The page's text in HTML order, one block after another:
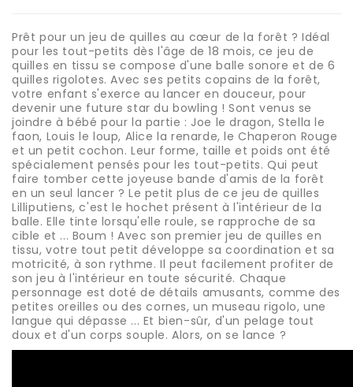
Prêt pour un jeu de quilles au cœur de la forêt ? Idéal
pour les tout-petits dès l'âge de 18 mois, ce jeu de
quilles en tissu se compose d'une balle sonore et de 6
quilles rigolotes. Avec ses petits copains de la forêt,
votre enfant s'exerce au lancer en douceur, pour
devenir une future star du bowling ! Sont venus se
joindre à bébé pour la partie : Joe le dragon, Stella le
faon, Louis le loup, Alice la renarde, le Chaperon Rouge
et un petit cochon. Leur forme, taille et poids ont été
spécialement pensés pour les tout-petits. Qui peut
faire tomber cette joyeuse bande d'amis de la forêt
en un seul lancer ? Le petit plus de ce jeu de quilles
Lilliputiens, c'est le hochet présent à l'intérieur de la
balle. Elle tinte lorsqu'elle roule, se rapproche de sa
cible et ... Boum ! Avec son premier jeu de quilles en
tissu, votre tout petit développe sa coordination et sa
motricité, à son rythme. Il peut facilement profiter de
son jeu à l'intérieur en toute sécurité. Chaque
personnage est doté de détails amusants, comme des
petites oreilles ou des cornes, un museau rigolo, une
langue qui dépasse ... Et bien-sûr, d'un pelage tout
doux et d'un corps souple. Alors, on se lance ?